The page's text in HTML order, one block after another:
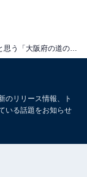
絶景が楽しめると思う「大阪府の道の駅」ランキング！ 2位「とっとパーク小島」、1位は？【2025調査】
のリリース情報、ト
いる話題をお知らせ